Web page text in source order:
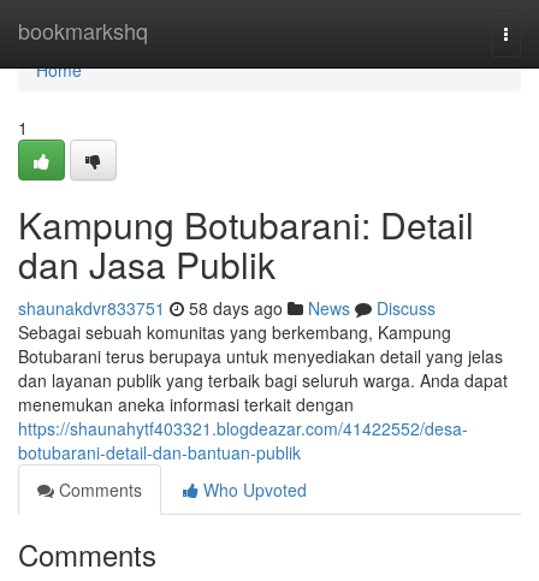
bookmarkshq
Home
Home
1
Kampung Botubarani: Detail
dan Jasa Publik
shaunakdvr833751 58 days ago News
Discuss
Sebagai sebuah komunitas yang berkembang, Kampung
Botubarani terus berupaya untuk menyediakan detail yang jelas
dan layanan publik yang terbaik bagi seluruh warga. Anda dapat
menemukan aneka informasi terkait dengan
https://shaunahytf403321.blogdeazar.com/41422552/desa-
botubarani-detail-dan-bantuan-publik
Comments
Who Upvoted
Comments